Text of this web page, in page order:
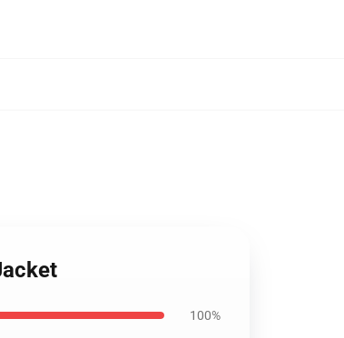
100%